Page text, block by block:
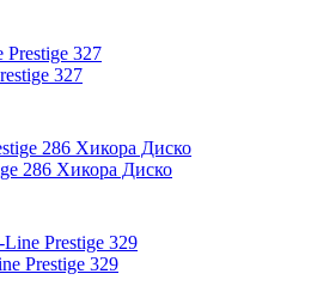
327
286 Хикора Диско
Prestige 329